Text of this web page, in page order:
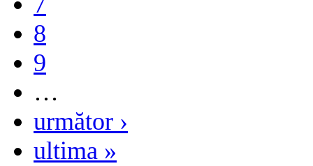
8
9
…
următor ›
ultima »